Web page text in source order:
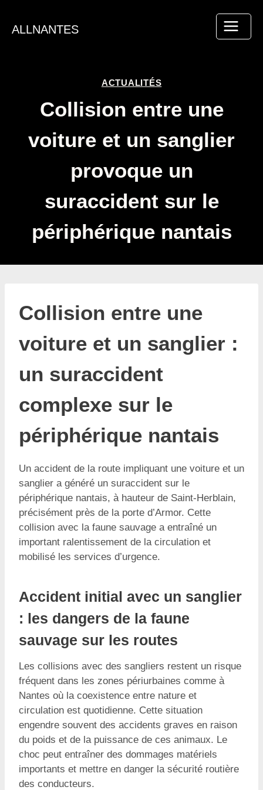
contenu
ALLNANTES
ACTUALITÉS
Collision entre une
voiture et un sanglier
provoque un
suraccident sur le
périphérique nantais
Collision entre une
voiture et un sanglier :
un suraccident
complexe sur le
périphérique nantais
Un accident de la route impliquant une voiture et un
sanglier a généré un suraccident sur le
périphérique nantais, à hauteur de Saint-Herblain,
précisément près de la porte d’Armor. Cette
collision avec la faune sauvage a entraîné un
important ralentissement de la circulation et
mobilisé les services d’urgence.
Accident initial avec un sanglier
: les dangers de la faune
sauvage sur les routes
Les collisions avec des sangliers restent un risque
fréquent dans les zones périurbaines comme à
Nantes où la coexistence entre nature et
circulation est quotidienne. Cette situation
engendre souvent des accidents graves en raison
du poids et de la puissance de ces animaux. Le
choc peut entraîner des dommages matériels
importants et mettre en danger la sécurité routière
des conducteurs.